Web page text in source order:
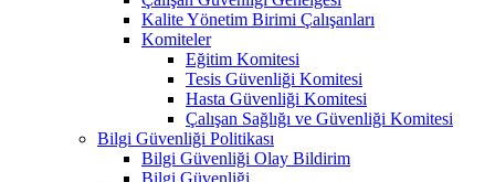
Kalite Yönetim Birimi Çalışanları
Komiteler
Eğitim Komitesi
Tesis Güvenliği Komitesi
Hasta Güvenliği Komitesi
Çalışan Sağlığı ve Güvenliği Komitesi
Bilgi Güvenliği Politikası
Bilgi Güvenliği Olay Bildirim
Bilgi Güvenliği